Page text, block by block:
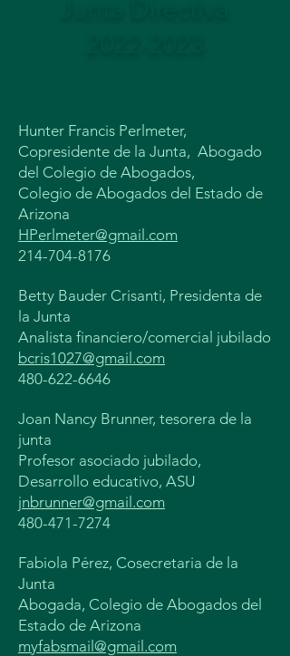
Hunter Francis Perlmeter,
Copresidente de la Junta, Abogado
del Colegio de Abogados,
Colegio de Abogados del Estado de
Arizona
HPerlmeter@gmail.com
214-704-8176
Betty Bauder Crisanti, Presidenta de
la Junta
Analista financiero/comercial jubilado
bcris1027@gmail.com
480-622-6646
Joan Nancy Brunner, tesorera de la
junta
Profesor asociado jubilado,
Desarrollo educativo, ASU
jnbrunner@gmail.com
480-471-7274
Fabiola Pérez, Cosecretaria de la
Junta
Abogada, Colegio de Abogados del
Estado de Arizona
myfabsmail@gmail.com